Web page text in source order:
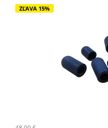
ZĽAVA 15%